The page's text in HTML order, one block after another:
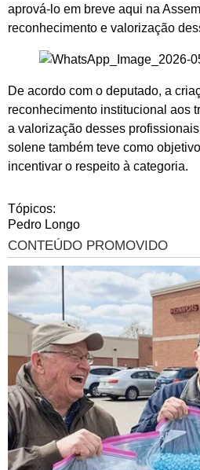
aprová-lo em breve aqui na
reconhecimento e valorização
De acordo com o deputado, a
reconhecimento institucional aos
a valorização desses
solene também teve como
incentivar o respeito à categoria.
Tópicos:
Pedro Longo